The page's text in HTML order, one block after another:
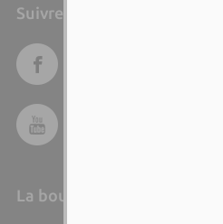
Suivre l'Università di Corsica
La boutique de l'Università